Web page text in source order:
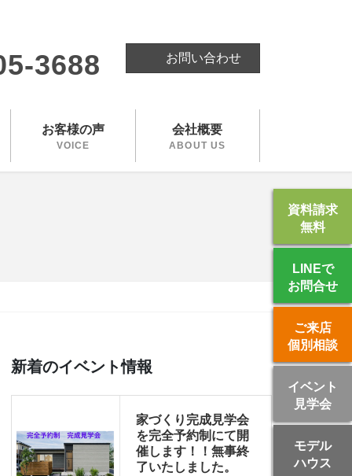
3688 お問い合わせ
お客様の声
VOICE
会社概要
ABOUT US
新着のイベント情報
家づくり完成見学会
を完全予約制にて開
催します！！無事終
了いたしました。
資料請求
無料
LINEで
お問合せ
ご来店
個別相談
イベント
見学会
モデル
ハウス